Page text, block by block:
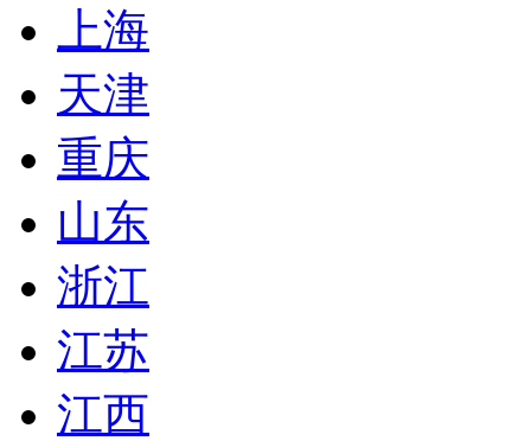
上海
天津
重庆
山东
浙江
江苏
江西